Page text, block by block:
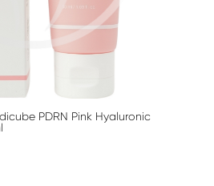
PDRN Pink Hyaluronic